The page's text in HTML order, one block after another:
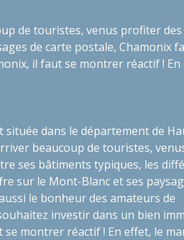
de touristes, venus profiter
de carte postale, Chamonix
il faut se montrer réactif ! En
située dans le département de
beaucoup de touristes,
ses bâtiments typiques, les
sur le Mont-Blanc et ses
le bonheur des amateurs de
investir dans un bien
se montrer réactif ! En effet, le